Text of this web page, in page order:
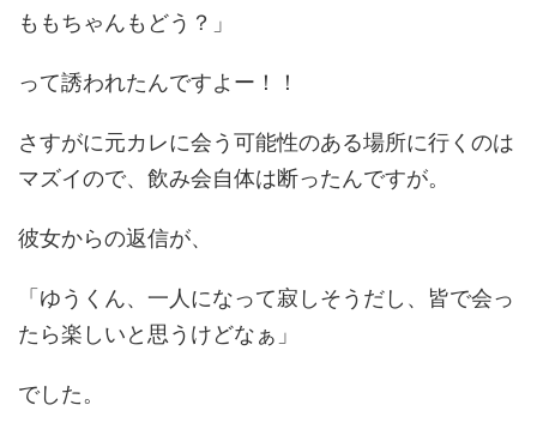
ももちゃんもどう？」
って誘われたんですよー！！
さすがに元カレに会う可能性のある場所に行くのは
マズイので、飲み会自体は断ったんですが。
彼女からの返信が、
「ゆうくん、一人になって寂しそうだし、皆で会っ
たら楽しいと思うけどなぁ」
でした。